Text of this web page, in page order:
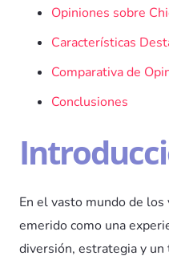
Opiniones sobre
Características
Comparativa de
Conclusiones
En el vasto mundo de los
emerido como una
diversión, estrategia y